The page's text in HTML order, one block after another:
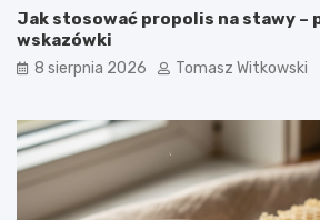
:
e
f
t
y
i
l
e
c
n
i
u
Jak stosować propolis na stawy –
wskazówki
8 sierpnia 2026 Tomasz Witkowski